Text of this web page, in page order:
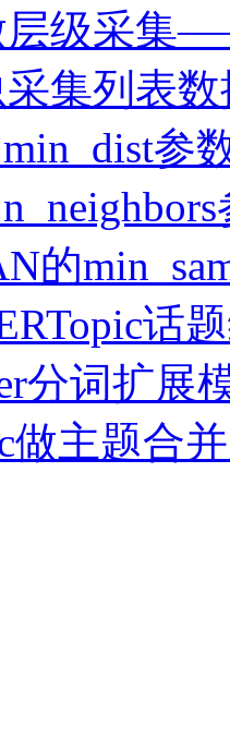
层级采集
集列表
参
的
话
分词扩展
做主题合